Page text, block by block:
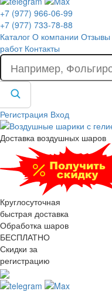
+7 (977) 966-06-99
+7 (977) 733-78-88
Каталог О компании Отзывы
работ Контакты
Регистрация Вход
Доставка воздушных шаров
Круглосуточная
быстрая доставка
Обработка шаров
БЕСПЛАТНО
Скидки за
регистрацию